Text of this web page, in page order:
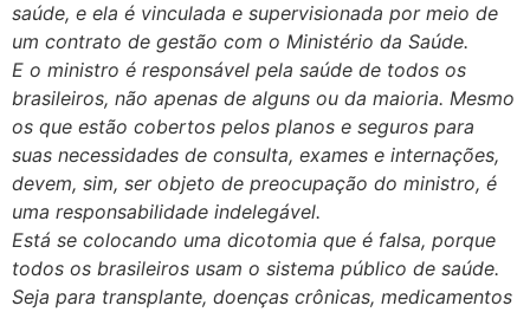
saúde, e ela é vinculada e supervisionada por meio de
um contrato de gestão com o Ministério da Saúde.
E o ministro é responsável pela saúde de todos os
brasileiros, não apenas de alguns ou da maioria. Mesmo
os que estão cobertos pelos planos e seguros para
suas necessidades de consulta, exames e internações,
devem, sim, ser objeto de preocupação do ministro, é
uma responsabilidade indelegável.
Está se colocando uma dicotomia que é falsa, porque
todos os brasileiros usam o sistema público de saúde.
Seja para transplante, doenças crônicas, medicamentos